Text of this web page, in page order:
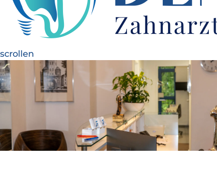
scrollen